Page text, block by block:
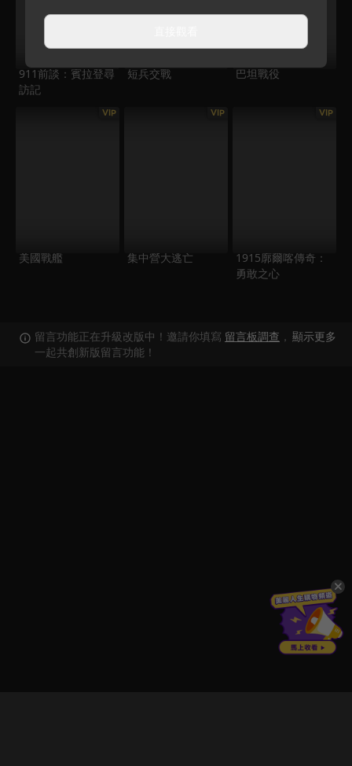
911前談：賓拉登尋
訪記
短兵交戰 巴坦戰役
VIP
美國戰艦
VIP
集中營大逃亡
VIP
1915廓爾喀傳奇：
勇敢之心
留言功能正在升級改版中！邀請你填寫 留言板調查 ，
一起共創新版留言功能！
顯示更多